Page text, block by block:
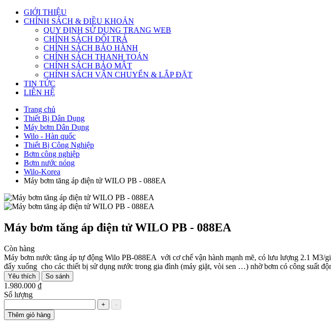
GIỚI THIỆU
CHÍNH SÁCH & ĐIỀU KHOẢN
QUY ĐỊNH SỬ DỤNG TRANG WEB
CHÍNH SÁCH ĐỔI TRẢ
CHÍNH SÁCH BẢO HÀNH
CHÍNH SÁCH THANH TOÁN
CHÍNH SÁCH BẢO MẬT
CHÍNH SÁCH VẬN CHUYỂN & LẮP ĐẶT
TIN TỨC
LIÊN HỆ
Trang chủ
Thiết Bị Dân Dụng
Máy bơm Dân Dụng
Wilo - Hàn quốc
Thiết Bị Công Nghiệp
Bơm công nghiệp
Bơm nước nóng
Wilo-Korea
Máy bơm tăng áp điện tử WILO PB - 088EA
Máy bơm tăng áp điện tử WILO PB - 088EA
Còn hàng
Máy bơm nước tăng áp tự động Wilo PB-088EA với cơ chế vận hành mạnh mẽ, có lưu lượng 2.1 M3/
đẩy xuống cho các thiết bị sử dụng nước trong gia đình (máy giặt, vòi sen …) nhờ bơm có công suất
Yêu thích So sánh
1.980.000 ₫
Số lượng
+
-
Thêm giỏ hàng